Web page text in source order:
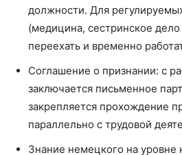
должности. Для
(медицина, сестринское
переехать и временно
Соглашение о признании: с
заключается письменное
закрепляется прохождение
параллельно с трудовой
Знание немецкого на уровне